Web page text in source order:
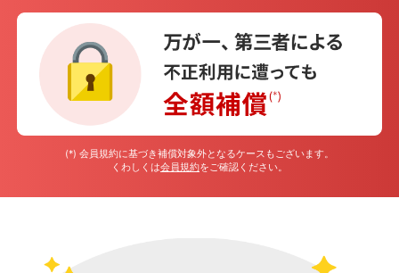
(*) 会員規約に基づき補償対象外となるケースもございます。
くわしくは会員規約をご確認ください。